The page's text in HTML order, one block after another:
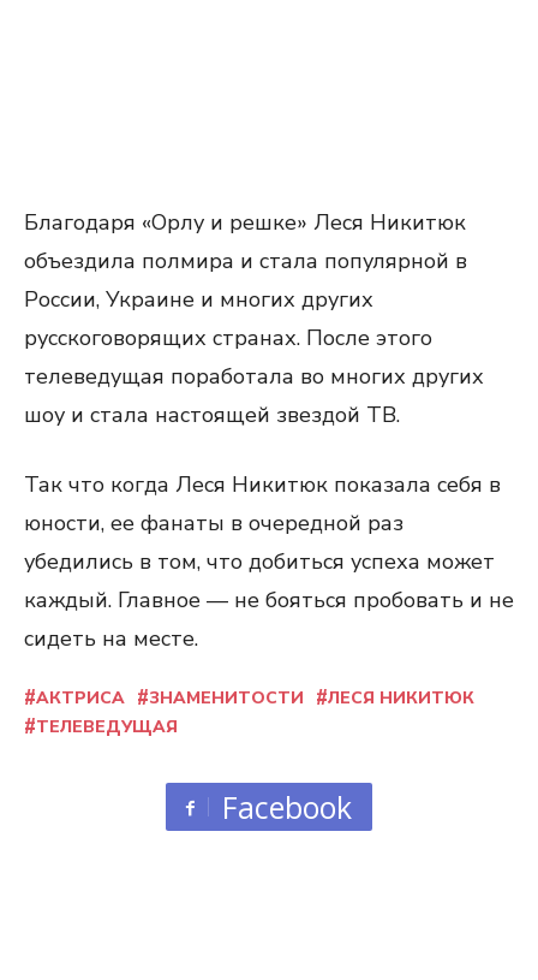
Благодаря «Орлу и решке» Леся Никитюк
объездила полмира и стала популярной в
России, Украине и многих других
русскоговорящих странах. После этого
телеведущая поработала во многих других
шоу и стала настоящей звездой ТВ.
Так что когда Леся Никитюк показала себя в
юности, ее фанаты в очередной раз
убедились в том, что добиться успеха может
каждый. Главное — не бояться пробовать и не
сидеть на месте.
АКТРИСА ЗНАМЕНИТОСТИ
ЛЕСЯ НИКИТЮК
ТЕЛЕВЕДУЩАЯ
Facebook